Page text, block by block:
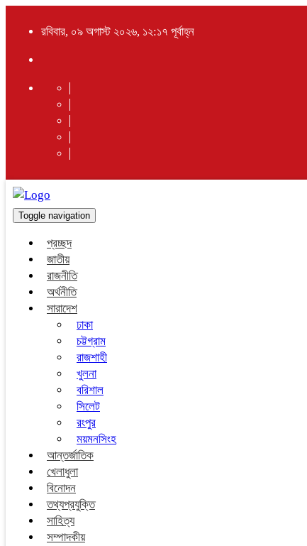
রবিবার, ০৯ অগাস্ট ২০২৬, ১২:১৭ পূর্বাহ্ন
Toggle navigation
প্রচ্ছদ
জাতীয়
রাজনীতি
অর্থনীতি
সারাদেশ
ঢাকা
চট্টগ্রাম
রাজশাহী
খুলনা
বরিশাল
সিলেট
রংপুর
ময়মনসিংহ
আন্তর্জাতিক
খেলাধুলা
বিনোদন
তথ্যপ্রযুক্তি
সাহিত্য
সম্পাদকীয়